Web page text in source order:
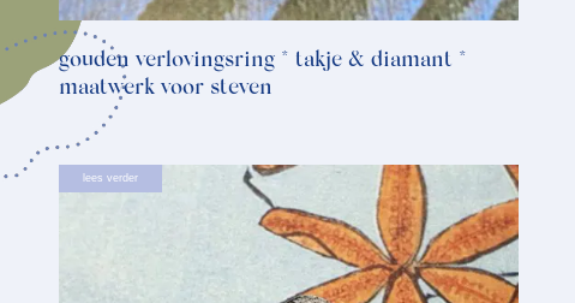
gouden verlovingsring * takje & diamant *
maatwerk voor steven
lees verder